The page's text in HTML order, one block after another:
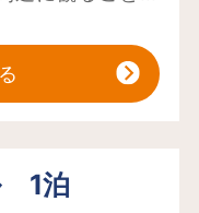
佐渡におけるト
のトキ分散飼育
て楽しく学ぶこ
1泊